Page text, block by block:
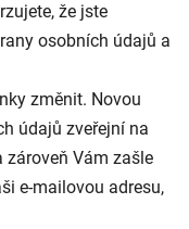
že jste
osobních údajů a
změnit. Novou
údajů zveřejní na
Vám zašle
e-mailovou adresu,